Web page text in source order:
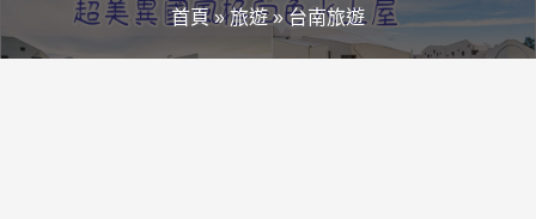
首頁»旅遊»台南旅遊